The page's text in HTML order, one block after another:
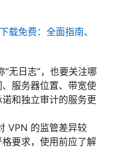
载免费：全面指南、
无日志”，也要关注哪
服务器位置、带宽使
和独立审计的服务更
VPN 的监管差异较
要求，使用前应了解